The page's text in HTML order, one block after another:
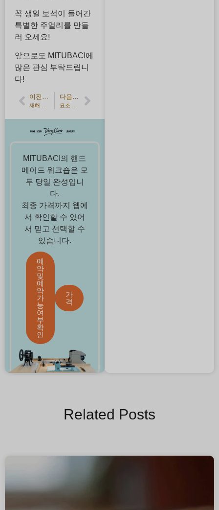
꼭 생일 보석이 들어간
특별한 주얼리를 만들
러 오세요!
앞으로도 MITUBACI에
많은 관심 부탁드립니
다!
이전 기사 다음 기사
MITUBACI의 핸드
메이드 워크숍은 모
두 당일 완성입니
다.
최종 가격까지 웹에
서 확인할 수 있어
서 믿고 선택할 수
있습니다.
예
약
및
예
약
가
능
여
부
확
인
가
격
Related Posts